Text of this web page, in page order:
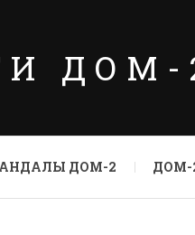
ДОМ-
ДОМ-2 ДОМ-